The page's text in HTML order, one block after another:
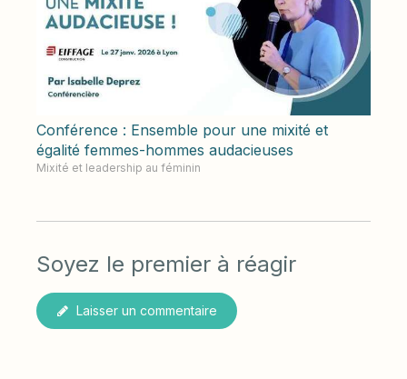
Conférence : Ensemble pour une mixité et
égalité femmes-hommes audacieuses
Mixité et leadership au féminin
Soyez le premier à réagir
Laisser un commentaire